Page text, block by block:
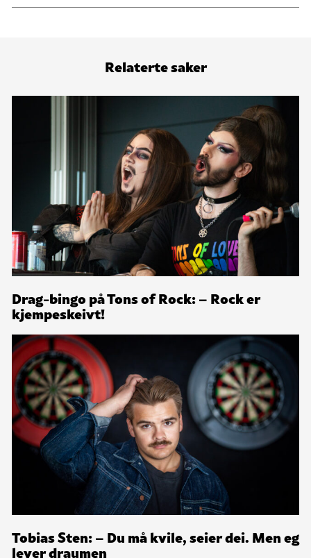
Relaterte saker
Drag-bingo på Tons of Rock: – Rock er
kjempeskeivt!
Tobias Sten: – Du må kvile, seier dei. Men eg
lever draumen